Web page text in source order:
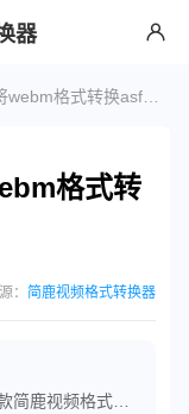
器
格式转
： 简鹿视频格式转换器